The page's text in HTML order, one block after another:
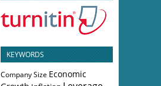
KEYWORDS
Company Size Economic